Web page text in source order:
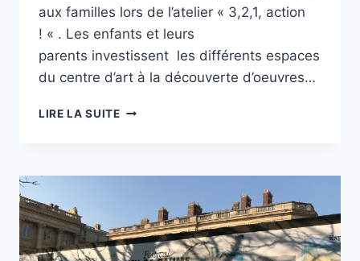
aux familles lors de l’atelier « 3,2,1, action
! « . Les enfants et leurs
parents investissent les différents espaces
du centre d’art à la découverte d’oeuvres…
LIRE LA SUITE« 3,2,1,
JEU
PAUME
–
3